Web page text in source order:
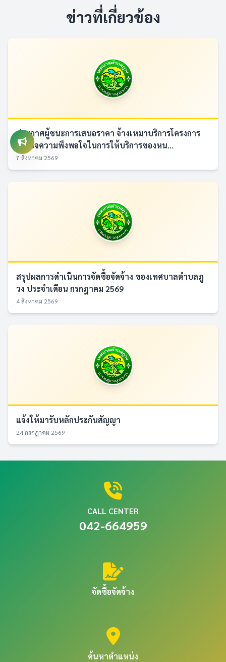
ข่าวที่เกี่ยวข้อง
ประกาศผู้ชนะการเสนอราคา จ้างเหมาบริการโครงการ
สำรวจความพึงพอใจในการให้บริการของหน...
7 สิงหาคม 2569
สรุปผลการดำเนินการจัดซื้อจัดจ้าง ของเทศบาลตำบลภู
วง ประจำเดือน กรกฎาคม 2569
4 สิงหาคม 2569
แจ้งให้มารับหลักประกันสัญญา
24 กรกฎาคม 2569
CALL CENTER
042-664959
จัดซื้อจัดจ้าง
ค้นหาตำแหน่ง